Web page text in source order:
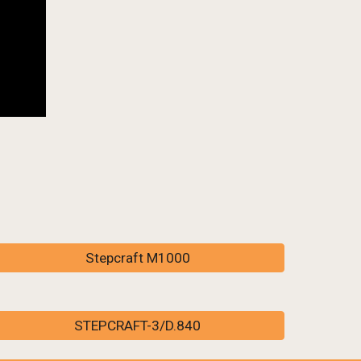
Stepcraft M1000
STEPCRAFT-3/D.840